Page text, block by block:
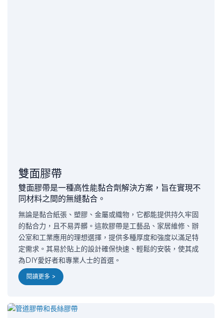
雙面膠帶
雙面膠帶是一種高性能黏合劑解決方案，旨在實現不
同材料之間的無縫黏合。
無論是黏合紙張、塑膠、金屬或織物，它都能提供持久牢固
的黏合力，且不易弄髒。這款膠帶是工藝品、家居維修、辦
公室和工業應用的理想選擇，提供多種厚度和強度以滿足特
定需求。其易於貼上的設計確保快速、輕鬆的安裝，使其成
為DIY愛好者和專業人士的首選。
閱讀更多 >